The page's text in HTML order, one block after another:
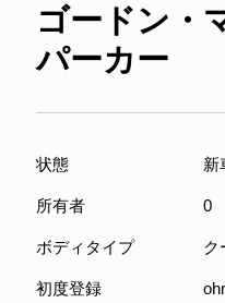
ゴードン・
パーカー
状態 新
所有者 0
ボディタイプ ク
初度登録